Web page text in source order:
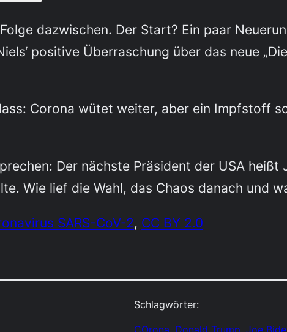
dazwischen. Der Start? Ein paar
positive Überraschung über das neue
Corona wütet weiter, aber ein Impfstoff
Der nächste Präsident der USA heißt
Wie lief die Wahl, das Chaos danach und
SARS-CoV-2, CC BY 2.0
Schlagwörter: